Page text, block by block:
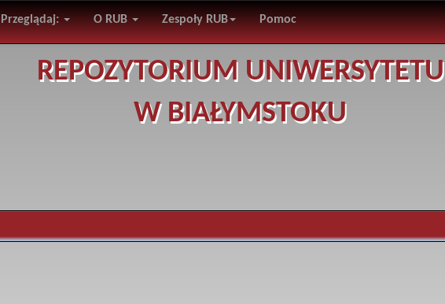
Przeglądaj: O RUB Zespoły RUB Pomoc
REPOZYTORIUM UNIWERSYTETU
W BIAŁYMSTOKU